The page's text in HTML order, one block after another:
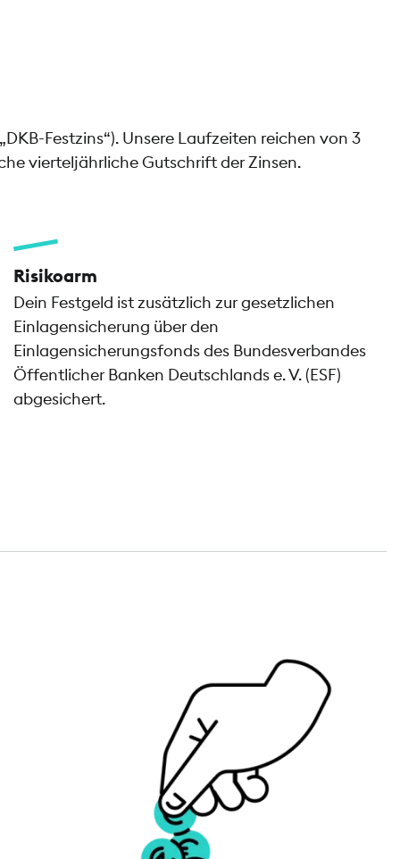
Festzins“). Unsere Laufzeiten reichen von 3
vierteljährliche Gutschrift der Zinsen.
Risikoarm
Dein Festgeld ist zusätzlich zur gesetzlichen
Einlagensicherung über den
Einlagensicherungsfonds des Bundesverbandes
Öffentlicher Banken Deutschlands e. V. (ESF)
abgesichert.